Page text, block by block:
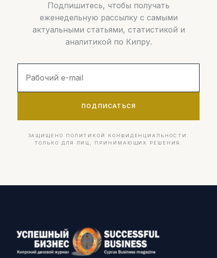
Подпишитесь, чтобы получать
еженедельную рассылку с самыми
актуальными статьями, статистикой и
аналитикой по Кипру.
ПОДПИСАТЬСЯ
ЗАЩИЩЕНО ПОЛИТИКОЙ КОНФИДЕНЦИАЛЬНОСТИ.
ТОЛЬКО ДЛЯ ЛИЦ, ПРИНИМАЮЩИХ РЕШЕНИЯ.